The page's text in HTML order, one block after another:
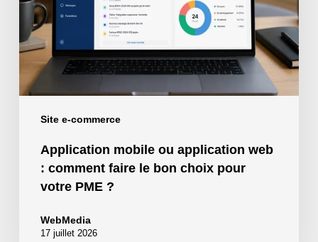
Site e-commerce
:
comment
faire
bon
choix
pour
PMEApplication mobile ou application web
: comment faire le bon choix pour
votre PME ?
WebMedia
17 juillet 2026